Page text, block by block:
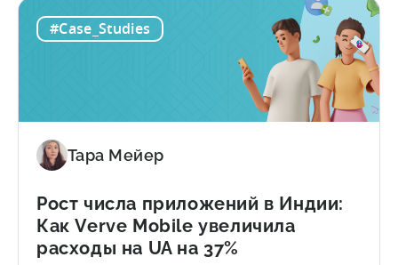
коллективного привлечения
пользователей (UA). Вот краткий обзор
впечатляющих результатов: О студиях
Расположенные в Лахоре, Пакистан,
компании Invogue Technologies,
Smarnovative Labs и DevOps Studio
занимаются созданием...
три
стоимость
на
с
помощью
Tenjin
#Case_Studies
Тара Мейер
Рост числа приложений в Индии:
Как Verve Mobile увеличила
расходы на UA на 37%